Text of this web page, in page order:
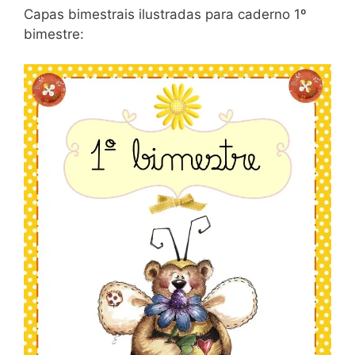
Capas bimestrais ilustradas para caderno 1º
bimestre: